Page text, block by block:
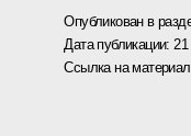
Опубликован в
Дата публикации:
Ссылка на